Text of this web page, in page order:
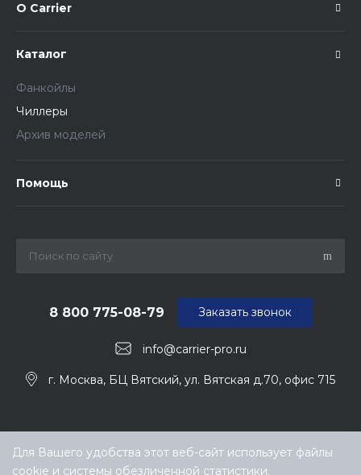
О Carrier
Каталог
Фанкойлы
Чиллеры
Архив моделей
Помощь
info@carrier-pro.ru
8 800 775-08-79
г. Москва, БЦ Вятский, ул. Вятская д.70, офис 715
Заказать звонок
Для Вашего удобства этот веб-сайт использует файлы
cookie и системы обезличенной статистики.